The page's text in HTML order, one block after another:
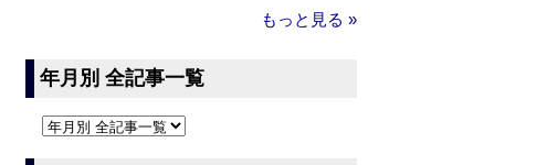
もっと見る »
年月別 全記事一覧